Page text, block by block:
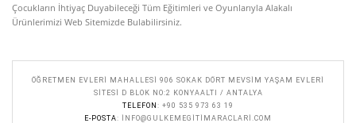
Çocukların İhtiyaç Duyabileceği Tüm Eğitimleri ve Oyunlarıyla Alakalı
Ürünlerimizi Web Sitemizde Bulabilirsiniz.
ÖĞRETMEN EVLERI MAHALLESI 906 SOKAK DÖRT MEVSIM YAŞAM EVLERI
SITESI D BLOK NO:2 KONYAALTI / ANTALYA
TELEFON : +90 535 973 63 19
E-POSTA:
INFO@GULKEMEGITIMARACLARI.COM